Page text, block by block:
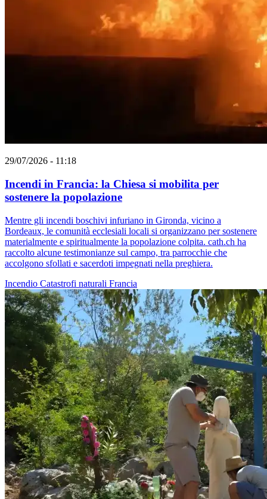
29/07/2026 - 11:18
Incendi in Francia: la Chiesa si mobilita per
sostenere la popolazione
Mentre gli incendi boschivi infuriano in Gironda, vicino a
Bordeaux, le comunità ecclesiali locali si organizzano per sostenere
materialmente e spiritualmente la popolazione colpita. cath.ch ha
raccolto alcune testimonianze sul campo, tra parrocchie che
accolgono sfollati e sacerdoti impegnati nella preghiera.
Incendio Catastrofi naturali Francia